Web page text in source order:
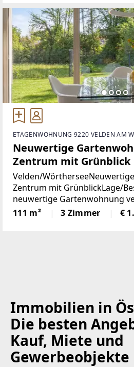
ETAGENWOHNUNG 9220 VELDEN AM
Neuwertige
Zentrum mit Grünblick
Velden/
Zentrum mit GrünblickLage/
neuwertige Gartenwohnung
Wohnen mit einer
im Herzen von Velden am
111 m² 3 Zimmer €
Immobilien in
Die besten
Kauf, Miete und
Gewerbeobjekte